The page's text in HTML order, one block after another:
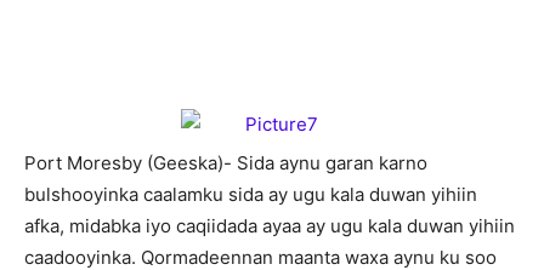
Port Moresby (Geeska)- Sida aynu garan karno
bulshooyinka caalamku sida ay ugu kala duwan yihiin
afka, midabka iyo caqiidada ayaa ay ugu kala duwan yihiin
caadooyinka. Qormadeennan maanta waxa aynu ku soo